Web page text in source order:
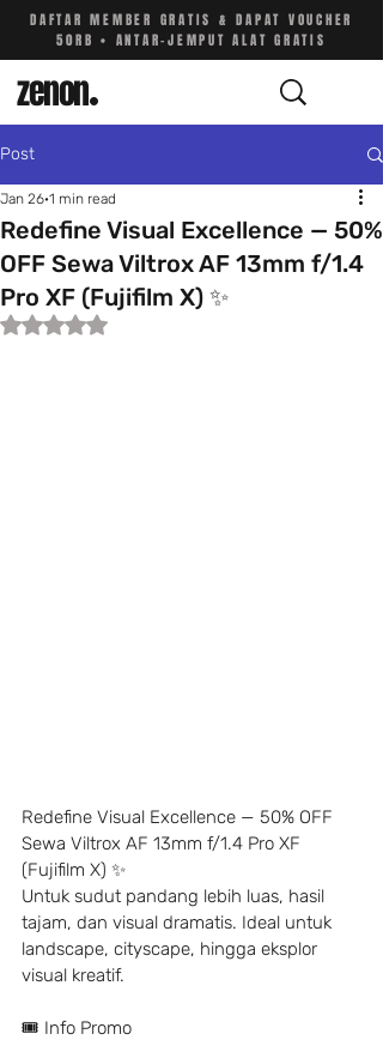
DAFTAR MEMBER GRATIS & DAPAT VOUCHER
50RB • ANTAR-JEMPUT ALAT GRATIS
zenon.
Post
Redefine Visual Excellence — 50%
OFF Sewa Viltrox AF 13mm f/1.4
Pro XF (Fujifilm X) ✨
Jan 26 1 min read
Rated NaN out of 5 stars.
Redefine Visual Excellence — 50% OFF
Sewa Viltrox AF 13mm f/1.4 Pro XF
(Fujifilm X) ✨
Untuk sudut pandang lebih luas, hasil
tajam, dan visual dramatis. Ideal untuk
landscape, cityscape, hingga eksplor
visual kreatif.
🎟️ Info Promo